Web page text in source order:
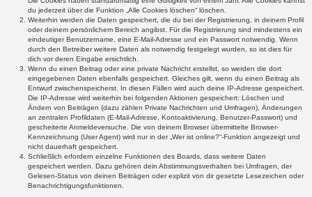
du jederzeit über die Funktion „Alle Cookies löschen“ löschen.
Weiterhin werden die Daten gespeichert, die du bei der Registrierung, in deinem Profil
oder deinem persönlichem Bereich angibst. Für die Registrierung sind mindestens ein
eindeutiger Benutzername, eine E-Mail-Adresse und ein Passwort notwendig. Wenn
durch den Betreiber weitere Daten als notwendig festgelegt wurden, so ist dies für
dich vor deren Eingabe ersichtlich.
Wenn du einen Beitrag oder eine private Nachricht erstellst, so werden die dort
eingegebenen Daten ebenfalls gespeichert. Gleiches gilt, wenn du einen Beitrag als
Entwurf zwischenspeicherst. In diesen Fällen wird auch deine IP-Adresse gespeichert.
Die IP-Adresse wird weiterhin bei folgenden Aktionen gespeichert: Löschen und
Ändern von Beiträgen (dazu zählen Private Nachrichten und Umfragen), Änderungen
an zentralen Profildaten (E-Mail-Adresse, Kontoaktivierung, Benutzer-Passwort) und
gescheiterte Anmeldeversuche. Die von deinem Browser übermittelte Browser-
Kennzeichnung (User Agent) wird nur in der „Wer ist online?“-Funktion angezeigt und
nicht dauerhaft gespeichert.
Schließlich erfordern einzelne Funktionen des Boards, dass weitere Daten
gespeichert werden. Dazu gehören dein Abstimmungsverhalten bei Umfragen, der
Gelesen-Status von deinen Beiträgen oder explizit von dir gesetzte Lesezeichen oder
Benachrichtigungsfunktionen.